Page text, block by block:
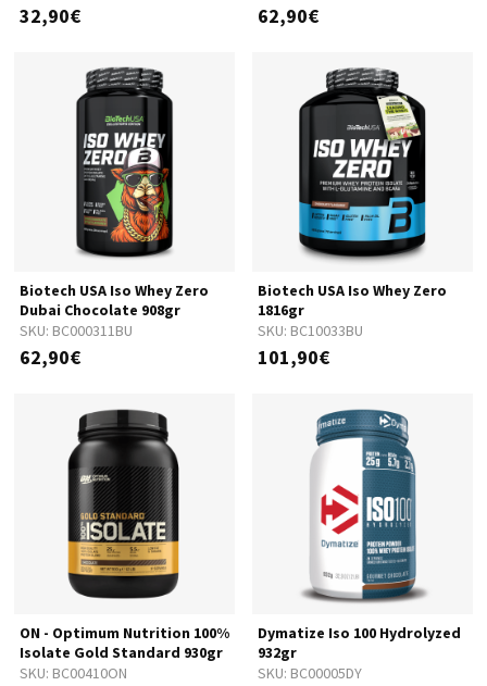
32,90€ 62,90€
SKU: BC000311BU
Biotech USA Iso Whey Zero
Dubai Chocolate 908gr
62,90€
SKU: BC10033BU
Biotech USA Iso Whey Zero
1816gr
101,90€
SKU: BC00410ON
ON - Optimum Nutrition 100%
Isolate Gold Standard 930gr
SKU: BC00005DY
Dymatize Iso 100 Hydrolyzed
932gr